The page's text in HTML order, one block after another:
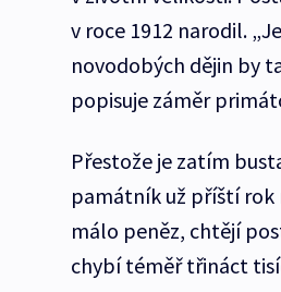
v roce 1912 narodil.
novodobých dějin by
popisuje záměr
Přestože je zatím
památník už příští rok
málo peněz, chtějí
chybí téměř třináct